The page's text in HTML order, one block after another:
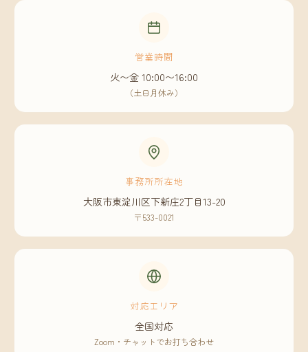
営業時間
火〜金 10:00〜16:00
（土日月休み）
事務所所在地
大阪市東淀川区下新庄2丁目13-20
〒533-0021
対応エリア
全国対応
Zoom・チャットでお打ち合わせ